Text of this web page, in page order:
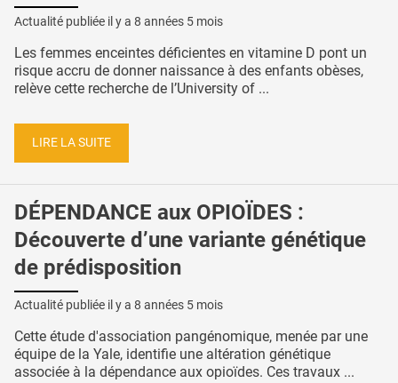
Actualité publiée il y a 8 années 5 mois
Les femmes enceintes déficientes en vitamine D pont un
risque accru de donner naissance à des enfants obèses,
relève cette recherche de l’University of ...
LIRE LA SUITE
DÉPENDANCE aux OPIOÏDES :
Découverte d’une variante génétique
de prédisposition
Actualité publiée il y a 8 années 5 mois
Cette étude d'association pangénomique, menée par une
équipe de la Yale, identifie une altération génétique
associée à la dépendance aux opioïdes. Ces travaux ...